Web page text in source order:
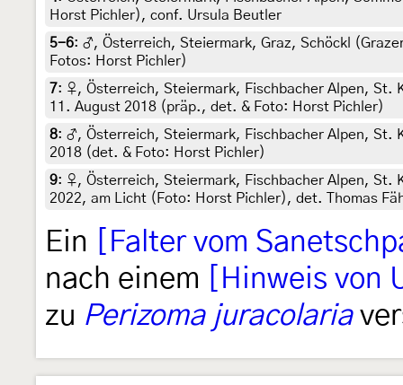
Horst Pichler), conf. Ursula Beutler
5-6: ♂, Österreich, Steiermark, Graz, Schöckl
Fotos: Horst Pichler)
7: ♀, Österreich, Steiermark, Fischbacher Alpen, St.
11. August 2018 (präp., det. & Foto: Horst Pichler)
8: ♂, Österreich, Steiermark, Fischbacher Alpen, St.
2018 (det. & Foto: Horst Pichler)
9: ♀, Österreich, Steiermark, Fischbacher Alpen, St.
2022, am Licht (Foto: Horst Pichler), det. Thomas
Ein
[Falter vom
nach einem
[Hinweis von
zu Perizoma juracolaria